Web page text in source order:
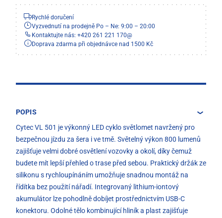
Rychlé doručení
Vyzvednutí na prodejně Po – Ne: 9:00 – 20:00
Kontaktujte nás: +420 261 221 170@
Doprava zdarma při objednávce nad 1500 Kč
POPIS
Cytec VL 501 je výkonný LED cyklo světlomet navržený pro
bezpečnou jízdu za šera i ve tmě. Světelný výkon 800 lumenů
zajišťuje velmi dobré osvětlení vozovky a okolí, díky čemuž
budete mít lepší přehled o trase před sebou. Praktický držák ze
silikonu s rychloupínáním umožňuje snadnou montáž na
řídítka bez použití nářadí. Integrovaný lithium-iontový
akumulátor lze pohodlně dobíjet prostřednictvím USB-C
konektoru. Odolné tělo kombinující hliník a plast zajišťuje